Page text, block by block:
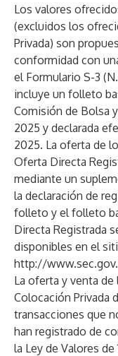
Los valores
(excluidos los
Privada) son
conformidad con
el Formulario S-3
incluye un folleto
Comisión de Bolsa y
2025 y declarada
2025. La oferta de
Oferta Directa
mediante un
la declaración de
folleto y el folleto
Directa Registrada
disponibles en el
http://www.sec.gov.
La oferta y venta
Colocación Privada
transacciones que
han registrado de
la Ley de Valores